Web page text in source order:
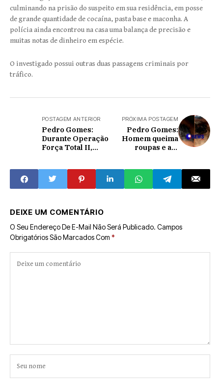
culminando na prisão do suspeito em sua residência, em posse
de grande quantidade de cocaína, pasta base e maconha. A
polícia ainda encontrou na casa uma balança de precisão e
muitas notas de dinheiro em espécie.
O investigado possui outras duas passagens criminais por
tráfico.
POSTAGEM ANTERIOR
Pedro Gomes:
Durante Operação
Força Total II,
por infrações de
trânsito e suspeita
de tráfico de
Marcelino.
PRÓXIMA POSTAGEM
Pedro Gomes:
Homem queima
roupas e até
termina preso no
bairro Santo
Antônio.
DEIXE UM COMENTÁRIO
O Seu Endereço De E-Mail Não Será Publicado. Campos
Obrigatórios São Marcados Com *